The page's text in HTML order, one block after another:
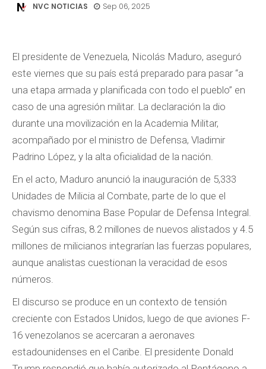
NVC NOTICIAS Sep 06, 2025
El presidente de Venezuela, Nicolás Maduro, aseguró
este viernes que su país está preparado para pasar “a
una etapa armada y planificada con todo el pueblo” en
caso de una agresión militar. La declaración la dio
durante una movilización en la Academia Militar,
acompañado por el ministro de Defensa, Vladimir
Padrino López, y la alta oficialidad de la nación.
En el acto, Maduro anunció la inauguración de 5,333
Unidades de Milicia al Combate, parte de lo que el
chavismo denomina Base Popular de Defensa Integral.
Según sus cifras, 8.2 millones de nuevos alistados y 4.5
millones de milicianos integrarían las fuerzas populares,
aunque analistas cuestionan la veracidad de esos
números.
El discurso se produce en un contexto de tensión
creciente con Estados Unidos, luego de que aviones F-
16 venezolanos se acercaran a aeronaves
estadounidenses en el Caribe. El presidente Donald